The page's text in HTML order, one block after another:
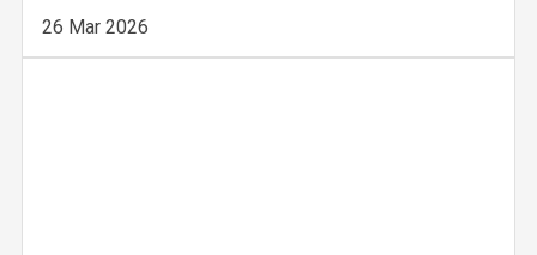
26 Mar 2026